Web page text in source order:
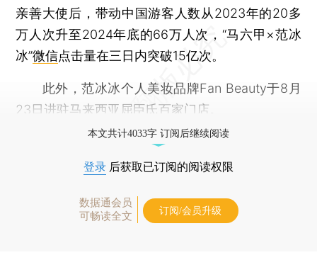
亲善大使后，带动中国游客人数从2023年的20多
万人次升至2024年底的66万人次，“马六甲×范冰
冰”微信点击量在三日内突破15亿次。
此外，范冰冰个人美妆品牌Fan Beauty于8月
23日进驻马来西亚 屈臣氏百家门店。
本文共计4033字 订阅后继续阅读
登录 后获取已订阅的阅读权限
数据通会员
可畅读全文
订阅/会员升级